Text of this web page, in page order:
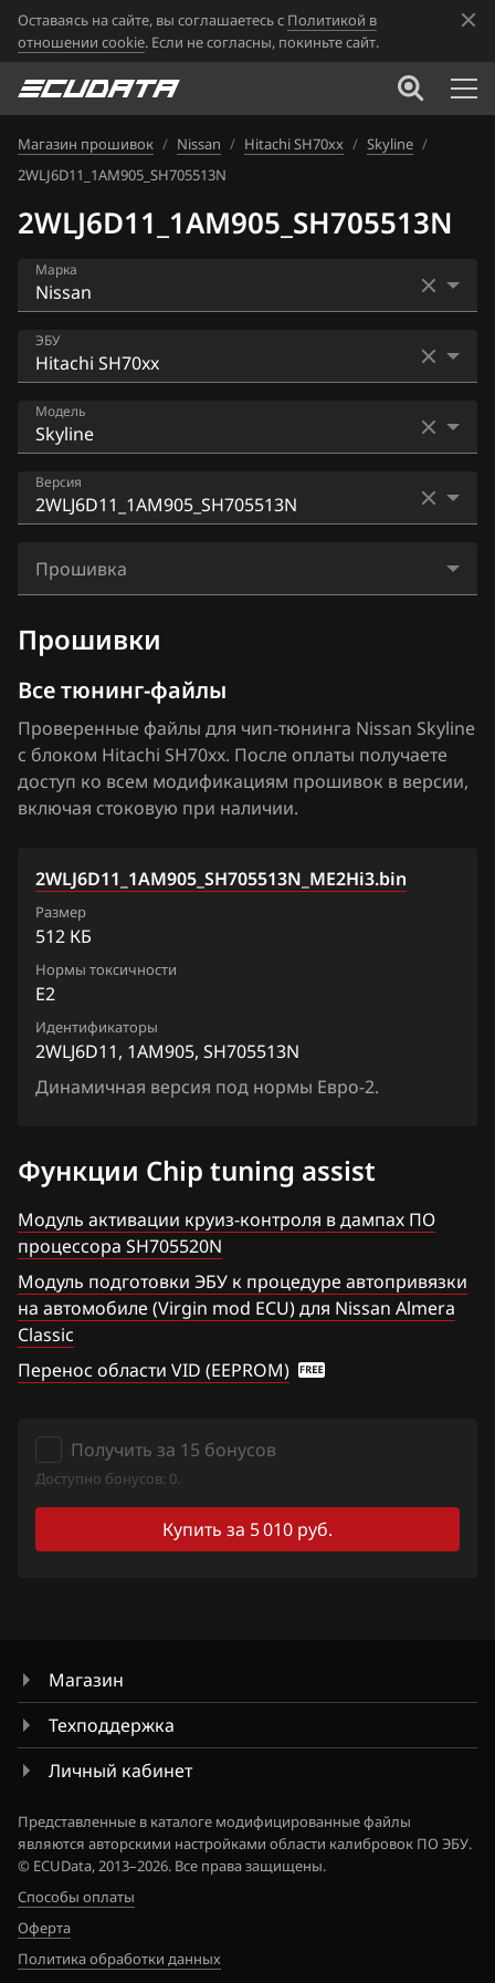
Оставаясь на сайте, вы соглашаетесь с Политикой в
отношении cookie. Если не согласны, покиньте сайт.
Магазин прошивок / Nissan / Hitachi SH70xx / Skyline /
2WLJ6D11_1AM905_SH705513N
2WLJ6D11_1AM905_SH705513N
Марка
Acura
Alfa Romeo
ATLAS
BAIC
Bentley
BMW
Brilliance
BYD
Cadillac
Changan
Chery
Chrysler
Citroen
Dacia
DAF
Derways
Dodge
Dongfeng
Exeed
FAW
Fiat
Geely
Genesis
Great Wall
Haima
Haval
ЭБУ
Bosch EDC16CP33
Bosch EDC17C84
Bosch MD1CS006
Bosch ME7.9.20
Hitachi SH7254xx
Mitsubishi Melco MH8115F
Siemens EMS 3120
Siemens EMS 3125
Siemens EMS 3132, 3134
Siemens EMS 3155
Siemens EMS 3160
Siemens SID 310
Модель
AD
Almera N16+ (Classic)
Altima
Bluebird
Cima
Cube
Elgrand
Fuga
Juke 1.6 Turbo 190hp
Juke 1.6 VVTi
Lafesta
Liberty
Maxima
Murano
Note
NV200
Pathfinder
Patrol, Safari
Primera
Qashqai, Dualis, Rogue
Skyline
Stagea
Sunny
Teana (J32)
Teana (L33)
Tiida
Версия
0MFULD7_11NF2A_SH705828N
11MF7FN4_11NF2D_SH705828N
1ZVDMPD8_1AQ002_SH705507N
1ZVDMPD8_1AQ302_SH705507N
1ZVDQND9_1AC96A_SH705507N
2WLJ6D11_1AM905_SH705513N
7MFK4YN89_1JU91D_SH705822N
7MFKAVN86_1JK00A_SH705822N
7MFKAVN86_1JK03A_SH705822N
7MFKAVN86_1JK03B_SH705822N
7MFKAVN86_1JK06B_SH705822N
7MFKPDN87_1JU96B_SH705822N
9FZ355DC2_11NH3C_SH705927N
M1ZVDABDQ_1AL500_SH705507N
M1ZVDABDQ_1AL501_SH705507N
Прошивка
Прошивки
Все тюнинг-файлы
Проверенные файлы для чип-тюнинга Nissan Skyline
с блоком Hitachi SH70xx. После оплаты получаете
доступ ко всем модификациям прошивок в версии,
включая стоковую при наличии.
2WLJ6D11_1AM905_SH705513N_ME2Hi3.bin
Размер
512 КБ
Нормы токсичности
E2
Идентификаторы
2WLJ6D11, 1AM905, SH705513N
Динамичная версия под нормы Евро-2.
Функции Chip tuning assist
Модуль активации круиз-контроля в дампах ПО
процессора SH705520N
Модуль подготовки ЭБУ к процедуре автопривязки
на автомобиле (Virgin mod ECU) для Nissan Almera
Classic
Перенос области VID (EEPROM)
Получить за 15 бонусов
Доступно бонусов: 0.
Купить за 5 010 руб.
Магазин
Техподдержка
Личный кабинет
Представленные в каталоге модифицированные файлы
являются авторскими настройками области калибровок ПО ЭБУ.
© ECUData, 2013–2026. Все права защищены.
Способы оплаты
Оферта
Политика обработки данных